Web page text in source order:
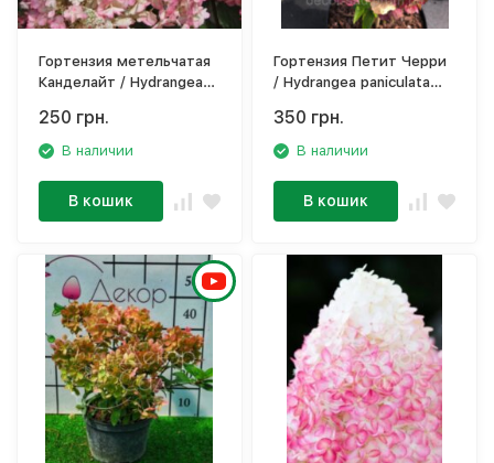
Гортензия метельчатая
Канделайт / Hydrangea
250 грн.
В наличии
В кошик
Гортензия Петит Черри
/ Hydrangea paniculata
350 грн.
В наличии
В кошик